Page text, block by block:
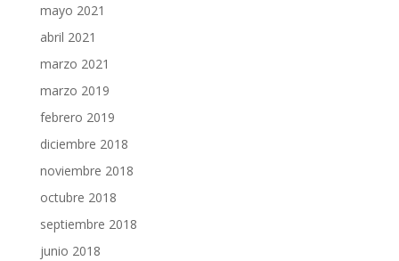
mayo 2021
abril 2021
marzo 2021
marzo 2019
febrero 2019
diciembre 2018
noviembre 2018
octubre 2018
septiembre 2018
junio 2018